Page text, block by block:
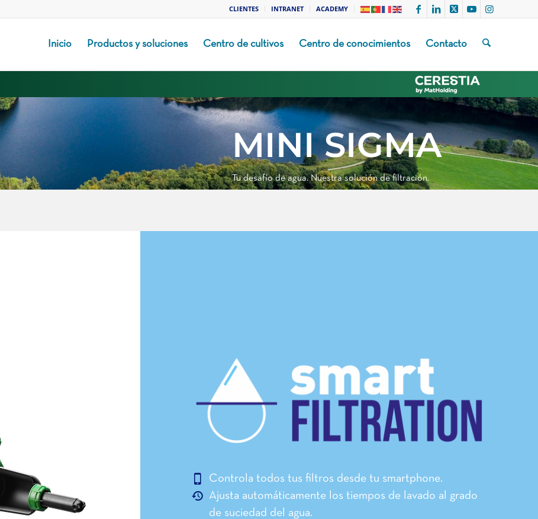
CLIENTES INTRANET ACADEMY
Inicio Productos y soluciones Centro de cultivos Centro de conocimientos Contacto
MINI SIGMA
Tu desafío de agua. Nuestra solución de filtración.
Controla todos tus filtros desde tu smartphone.
Ajusta automáticamente los tiempos de lavado al grado
de suciedad del agua.